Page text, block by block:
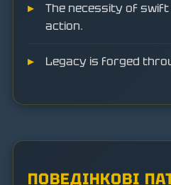
The necessity of
action.
Legacy is forged
ПОВЕДІНКОВІ